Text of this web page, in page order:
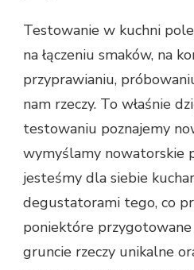
Testowanie w kuchni
na łączeniu smaków, na
przyprawianiu,
nam rzeczy. To właśnie
testowaniu poznajemy
wymyślamy nowatorskie
jesteśmy dla siebie
degustatorami tego, co
poniektóre przygotowane
gruncie rzeczy unikalne